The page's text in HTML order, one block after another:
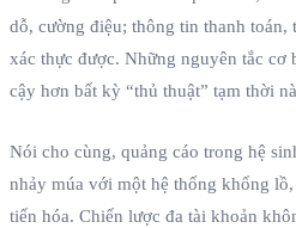
dỗ, cường điệu; thông tin thanh toán,
xác thực được. Những nguyên tắc cơ
cậy hơn bất kỳ “thủ thuật” tạm thời
Nói cho cùng, quảng cáo trong hệ
nhảy múa với một hệ thống khổng
tiến hóa. Chiến lược đa tài khoản